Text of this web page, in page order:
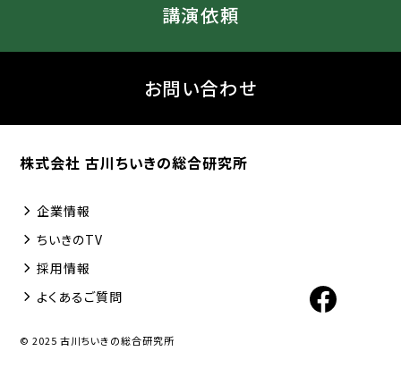
講演依頼
お問い合わせ
株式会社 古川ちいきの総合研究所
企業情報
ちいきのTV
採用情報
よくあるご質問
© 2025 古川ちいきの総合研究所